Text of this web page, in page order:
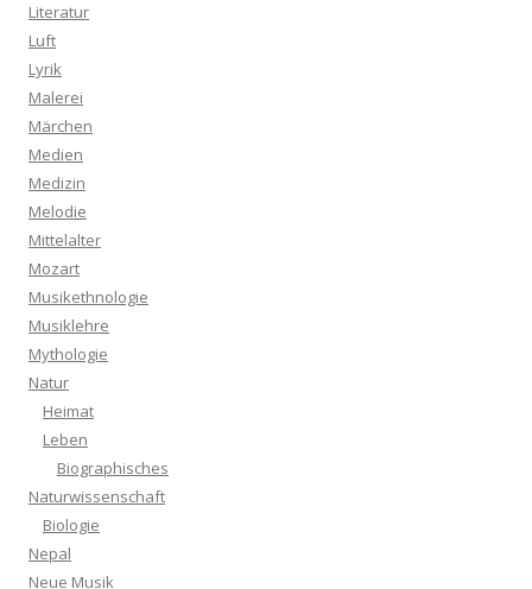
Literatur
Luft
Lyrik
Malerei
Märchen
Medien
Medizin
Melodie
Mittelalter
Mozart
Musikethnologie
Musiklehre
Mythologie
Natur
Heimat
Leben
Biographisches
Naturwissenschaft
Biologie
Nepal
Neue Musik